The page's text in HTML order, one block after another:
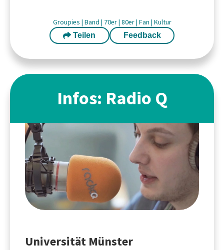
Groupies | Band | 70er| 80er| Fan | Kultur
Teilen Feedback
Infos: Radio Q
Universität Münster